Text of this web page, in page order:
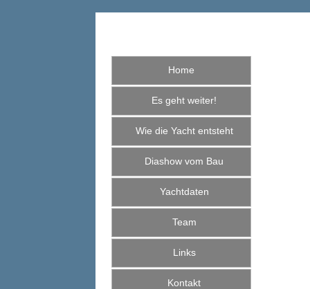
Home
Es geht weiter!
Wie die Yacht entsteht
Diashow vom Bau
Yachtdaten
Team
Links
Kontakt